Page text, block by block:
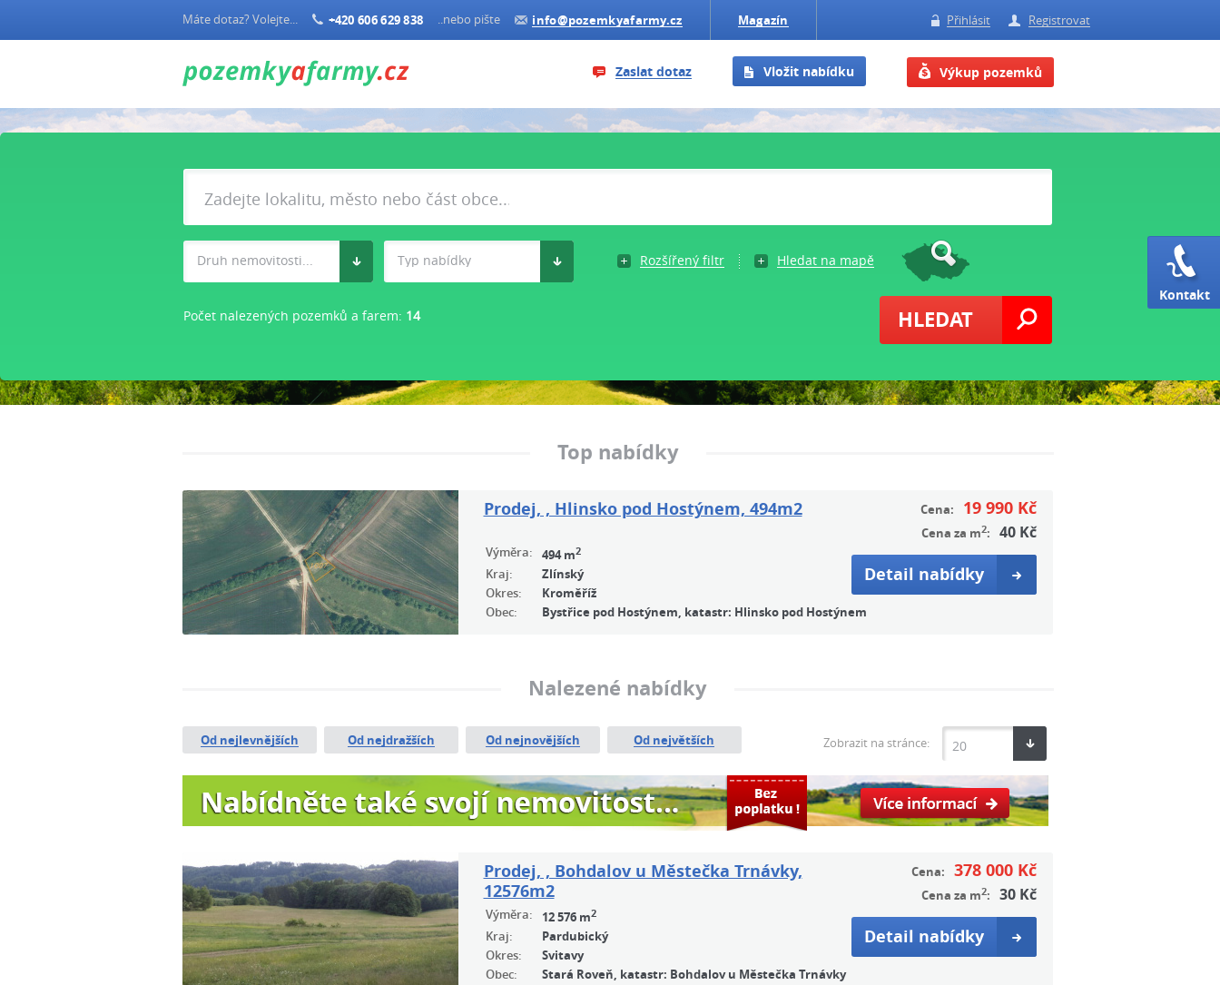
Kontakt
Máte dotaz? Volejte... +420 606 629 838 ..nebo pište info@pozemkyafarmy.cz Magazín Přihlásit Registrovat
Zaslat dotaz Vložit nabídku Výkup pozemků
Druh nemovitosti... Typ nabídky Rozšířený filtr Hledat na mapě
Počet nalezených pozemků a farem: 14 HLEDAT
Top nabídky
Prodej, , Hlinsko pod Hostýnem, 494m2
Výměra: 494 m2
Kraj:
Zlínský
Okres:
Kroměříž
Obec:
Bystřice pod Hostýnem, katastr: Hlinsko pod Hostýnem
Cena: 19 990 Kč
Cena za m2: 40 Kč
Detail nabídky
Nalezené nabídky
Od nejlevnějších Od nejdražších Od nejnovějších Od největších Zobrazit na stránce: 20
Prodej, , Bohdalov u Městečka Trnávky,
12576m2
Výměra: 12 576 m2
Kraj:
Pardubický
Okres:
Svitavy
Obec:
Stará Roveň, katastr: Bohdalov u Městečka Trnávky
Cena: 378 000 Kč
Cena za m2: 30 Kč
Detail nabídky